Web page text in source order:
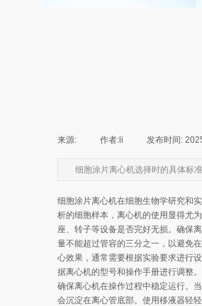
来源: 作者: li 发布时间:
细胞涂片离心机选择时的具体标
细胞涂片离心机在细胞生物学研究和
析的细胞样本，离心机的使用显
座、转子等设备是否完好无损。确保
量不能超过管容的三分之一，以避
心效果，通常需要根据实验要求进行
据离心机的型号和操作手册进行调
确保离心机在操作过程中稳定运行
会沉淀在离心管底部。使用移液器